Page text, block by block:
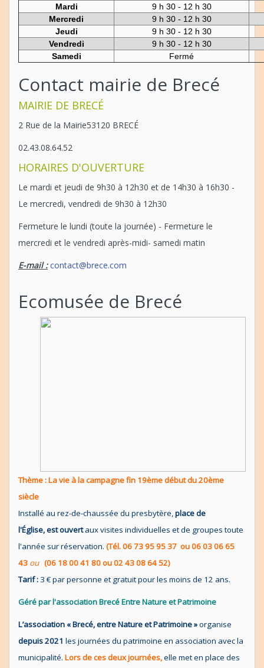
Mardi
9 h 30 - 12 h 30
Mercredi
9 h 30 - 12 h 30
Jeudi
9 h 30 - 12 h 30
Vendredi
9 h 30 - 12 h 30
Samedi
Fermé
Contact mairie de Brecé
MAIRIE DE BRECÉ
2 Rue de la Mairie53120 BRECÉ
02.43.08.64.52
HORAIRES D'OUVERTURE
Le mardi et jeudi de 9h30 à 12h30 et de 14h30 à 16h30 -
Le mercredi, vendredi de 9h30 à 12h30
Fermeture le lundi (toute la journée) - Fermeture le
mercredi et le vendredi après-midi- samedi matin
E-mail : contact@brece.com
Ecomusée de Brecé
Thème : La vie à la campagne fin 19ème début du 20ème
siècle
Installé au rez-de-chaussée du presbytère,place de
l'Église, est ouvertaux visites individuelles et de groupes toute
l'année sur réservation. (Tél. 06 73 95 95 37 ou 06 03 06 65
43 ou (06 18 00 41 80 ou 02 43 08 64 52)
Tarif : 3 € par personne et gratuit pour les moins de 12 ans.
Géré par l'association Brecé Entre Nature et Patrimoine
L’association « Brecé, entre Nature et Patrimoine »organise
depuis 2021 les journées du patrimoine en association avec la
municipalité. Lors de ces deux journées,elle met en place des